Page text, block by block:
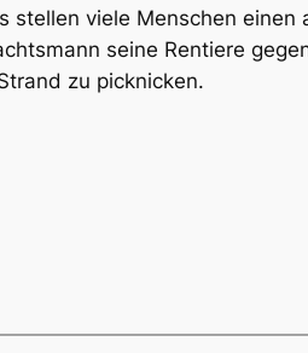
viele Menschen einen
seine Rentiere
zu picknicken.